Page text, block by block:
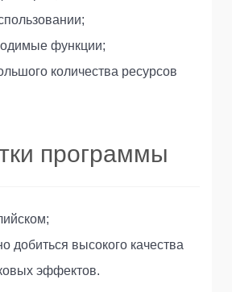
функции;
количества ресурсов
программы
добиться высокого качества
эффектов.